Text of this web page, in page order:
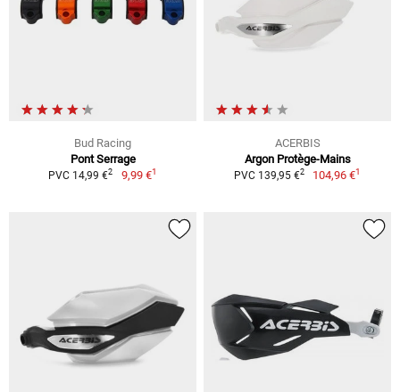
Bud Racing
Pont Serrage
PVC 14,99 €2 9,99 €1
ACERBIS
Argon Protège-Mains
PVC 139,95 €2 104,96 €1